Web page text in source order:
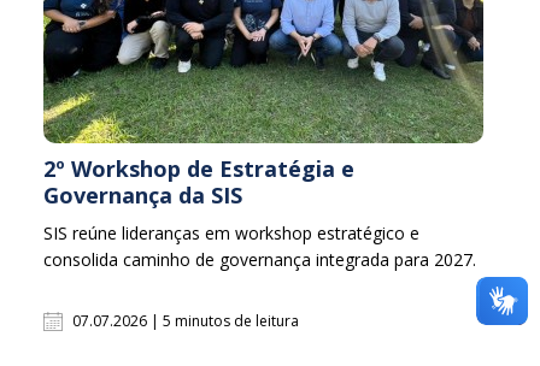
2º Workshop de Estratégia e
Governança da SIS
SIS reúne lideranças em workshop estratégico e
consolida caminho de governança integrada para 2027.
07.07.2026 | 5 minutos de leitura